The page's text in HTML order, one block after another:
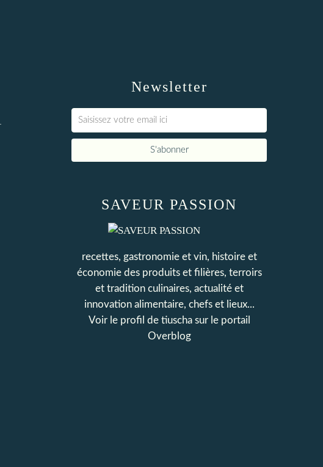
Newsletter
SAVEUR PASSION
recettes, gastronomie et vin, histoire et
économie des produits et filières, terroirs
et tradition culinaires, actualité et
innovation alimentaire, chefs et lieux...
Voir le profil de tiuschasur le portail
Overblog